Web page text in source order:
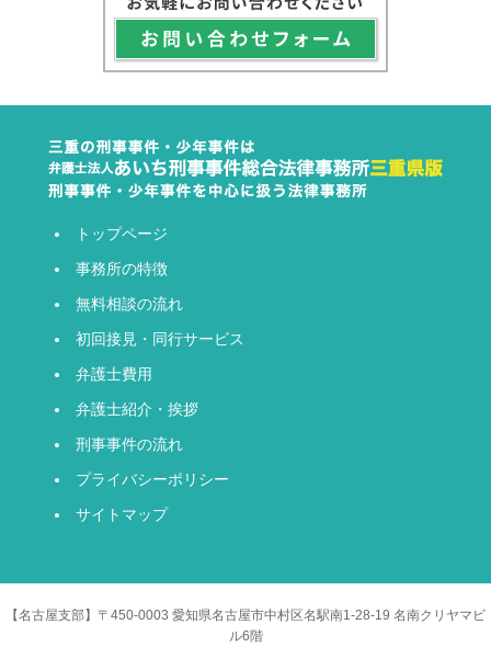
トップページ
事務所の特徴
無料相談の流れ
初回接見・同行サービス
弁護士費用
弁護士紹介・挨拶
刑事事件の流れ
プライバシーポリシー
サイトマップ
【名古屋支部】〒450-0003 愛知県名古屋市中村区名駅南1-28-19 名南クリヤマビ
ル6階